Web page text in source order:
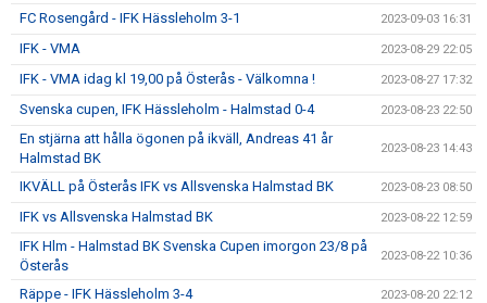
FC Rosengård - IFK Hässleholm 3-1 2023-09-03 16:31
IFK - VMA 2023-08-29 22:05
IFK - VMA idag kl 19,00 på Österås - Välkomna ! 2023-08-27 17:32
Svenska cupen, IFK Hässleholm - Halmstad 0-4 2023-08-23 22:50
En stjärna att hålla ögonen på ikväll, Andreas 41 år
Halmstad BK
2023-08-23 14:43
IKVÄLL på Österås IFK vs Allsvenska Halmstad BK 2023-08-23 08:50
IFK vs Allsvenska Halmstad BK 2023-08-22 12:59
IFK Hlm - Halmstad BK Svenska Cupen imorgon 23/8 på
Österås
2023-08-22 10:36
Räppe - IFK Hässleholm 3-4 2023-08-20 22:12